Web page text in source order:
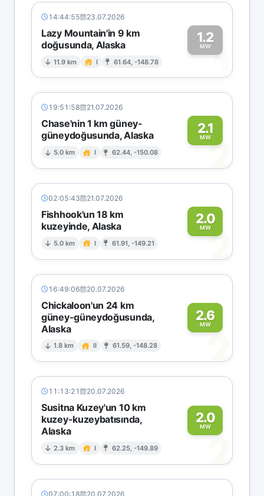
14:44:55 23.07.2026
Lazy Mountain'in 9 km
doğusunda, Alaska
11.9 km I 61.64, -148.78
1.2
MW1
19:51:58 21.07.2026
Chase'nin 1 km güney-
güneydoğusunda, Alaska
5.0 km I 62.44, -150.08
2.1
MW2
02:05:43 21.07.2026
Fishhook'un 18 km
kuzeyinde, Alaska
5.0 km I 61.91, -149.21
2.0
MW2
16:49:06 20.07.2026
Chickaloon'un 24 km
güney-güneydoğusunda,
Alaska
1.8 km II 61.59, -148.28
2.6
MW
2
11:13:21 20.07.2026
Susitna Kuzey'un 10 km
kuzey-kuzeybatısında,
Alaska
2.3 km I 62.25, -149.89
2.0
MW
2
07:00:18 20.07.2026